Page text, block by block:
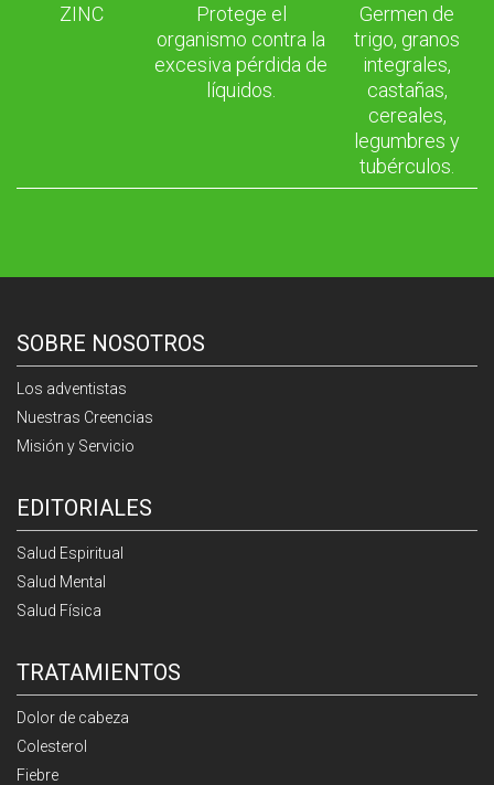
ZINC
Protege el
organismo contra la
excesiva pérdida de
líquidos.
Germen de
trigo, granos
integrales,
castañas,
cereales,
legumbres y
tubérculos.
SOBRE NOSOTROS
Los adventistas
Nuestras Creencias
Misión y Servicio
EDITORIALES
Salud Espiritual
Salud Mental
Salud Física
TRATAMIENTOS
Dolor de cabeza
Colesterol
Fiebre